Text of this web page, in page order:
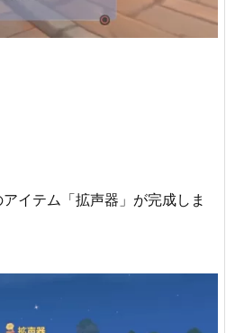
イテム「拡声器」が完成しま